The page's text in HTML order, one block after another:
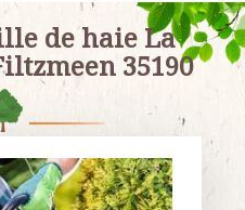
de haie La
35190